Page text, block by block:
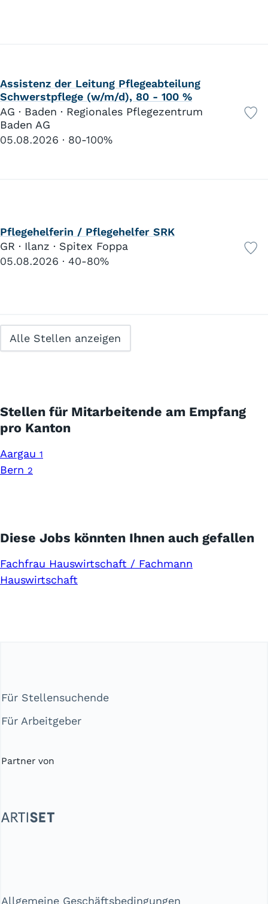
Assistenz der Leitung Pflegeabteilung
Schwerstpflege (w/m/d), 80 - 100 %
AG · Baden · Regionales Pflegezentrum
Baden AG
05.08.2026
80-100%
Pflegehelferin / Pflegehelfer SRK
GR · Ilanz · Spitex Foppa
05.08.2026
40-80%
Alle Stellen anzeigen
Stellen für Mitarbeitende am Empfang
pro Kanton
Aargau 1
Bern 2
Diese Jobs könnten Ihnen auch gefallen
Fachfrau Hauswirtschaft / Fachmann
Hauswirtschaft
Für Stellensuchende
Für Arbeitgeber
Partner von
Allgemeine Geschäftsbedingungen